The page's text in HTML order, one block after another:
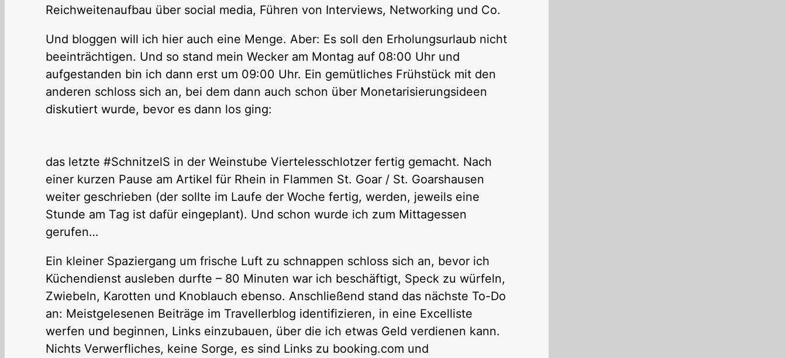
Reichweitenaufbau über social media, Führen von Interviews, Networking und Co.
Und bloggen will ich hier auch eine Menge. Aber: Es soll den Erholungsurlaub nicht
beeinträchtigen. Und so stand mein Wecker am Montag auf 08:00 Uhr und
aufgestanden bin ich dann erst um 09:00 Uhr. Ein gemütliches Frühstück mit den
anderen schloss sich an, bei dem dann auch schon über Monetarisierungsideen
diskutiert wurde, bevor es dann los ging:
das letzte #SchnitzelS in der Weinstube Viertelesschlotzer fertig gemacht. Nach
einer kurzen Pause am Artikel für Rhein in Flammen St. Goar / St. Goarshausen
weiter geschrieben (der sollte im Laufe der Woche fertig, werden, jeweils eine
Stunde am Tag ist dafür eingeplant). Und schon wurde ich zum Mittagessen
gerufen…
Ein kleiner Spaziergang um frische Luft zu schnappen schloss sich an, bevor ich
Küchendienst ausleben durfte – 80 Minuten war ich beschäftigt, Speck zu würfeln,
Zwiebeln, Karotten und Knoblauch ebenso. Anschließend stand das nächste To-Do
an: Meistgelesenen Beiträge im Travellerblog identifizieren, in eine Excelliste
werfen und beginnen, Links einzubauen, über die ich etwas Geld verdienen kann.
Nichts Verwerfliches, keine Sorge, es sind Links zu booking.com und